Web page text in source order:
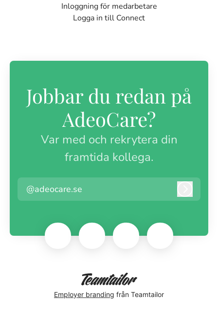
Inloggning för medarbetare
Logga in till Connect
Jobbar du redan på
AdeoCare?
Var med och rekrytera din
framtida kollega.
@adeocare.se
Employer branding från Teamtailor